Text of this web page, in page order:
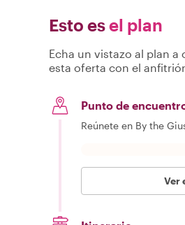
Esto esel plan
Echa un vistazo al plan
esta oferta con el
Punto de
Reúnete en By the
Ver